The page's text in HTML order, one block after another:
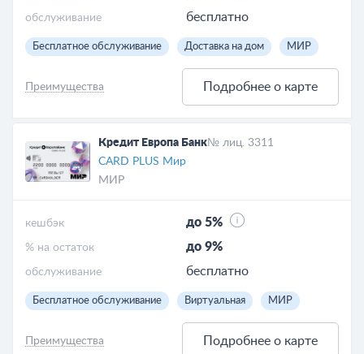
бесплатно
обслуживание
Подробнее о карте
Преимущества
Бесплатное обслуживание Доставка на дом МИР
Кредит Европа Банк№ лиц. 3311
CARD PLUS Мир
МИР
до 5%
кешбэк
до 9%
% на остаток
бесплатно
обслуживание
Подробнее о карте
Преимущества
Бесплатное обслуживание Виртуальная МИР